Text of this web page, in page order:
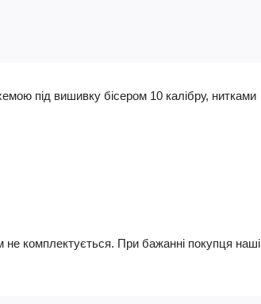
під вишивку бісером 10 калібру, нитками
не комплектується. При бажанні покупця наші